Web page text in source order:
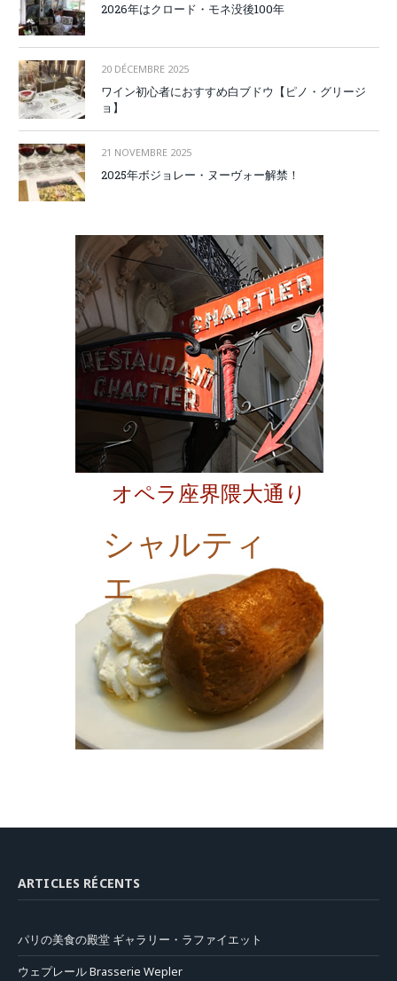
2026年はクロード・モネ没後100年
20 DÉCEMBRE 2025
ワイン初心者におすすめ白ブドウ【ピノ・グリージ
ョ】
21 NOVEMBRE 2025
2025年ボジョレー・ヌーヴォー解禁！
シャルティ
エ
オペラ座界隈大通り
ARTICLES RÉCENTS
パリの美食の殿堂 ギャラリー・ラファイエット
ウェプレール Brasserie Wepler